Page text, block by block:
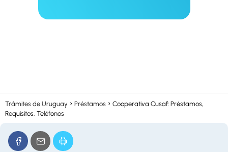
Trámites de Uruguay Préstamos
Cooperativa Cusaf: Préstamos,
Requisitos, Teléfonos